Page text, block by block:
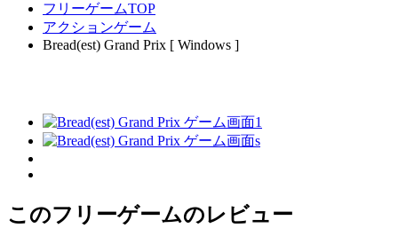
フリーゲームTOP
アクションゲーム
Bread(est) Grand Prix [ Windows ]
このフリーゲームのレビュー